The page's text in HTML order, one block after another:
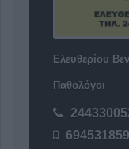
Ελευθερίου
Παθολόγοι